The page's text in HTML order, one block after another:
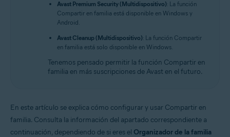
Avast Premium Security (Multidispositivo): La función
Compartir en familia está disponible en Windows y
Android.
Avast Cleanup (Multidispositivo): La función Compartir
en familia está solo disponible en Windows.
Tenemos pensado permitir la función Compartir en
familia en más suscripciones de Avast en el futuro.
En este artículo se explica cómo configurar y usar Compartir en
familia. Consulta la información del apartado correspondiente a
continuación, dependiendo de si eres el Organizador de la familia